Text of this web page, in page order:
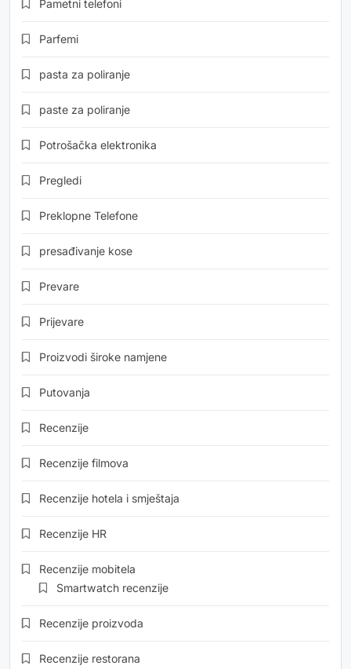
Pametni telefoni
Parfemi
pasta za poliranje
paste za poliranje
Potrošačka elektronika
Pregledi
Preklopne Telefone
presađivanje kose
Prevare
Prijevare
Proizvodi široke namjene
Putovanja
Recenzije
Recenzije filmova
Recenzije hotela i smještaja
Recenzije HR
Recenzije mobitela
Smartwatch recenzije
Recenzije proizvoda
Recenzije restorana